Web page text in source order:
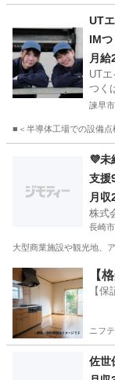
UTエ
IM
検・
月給
UT
つく
諫早市
■＜半導体工場での設備
マ
💜未
支援
月収
株式
長崎市
大型商業施設や観光地、
長崎 長崎市 清
【
【
ニフ
佐世